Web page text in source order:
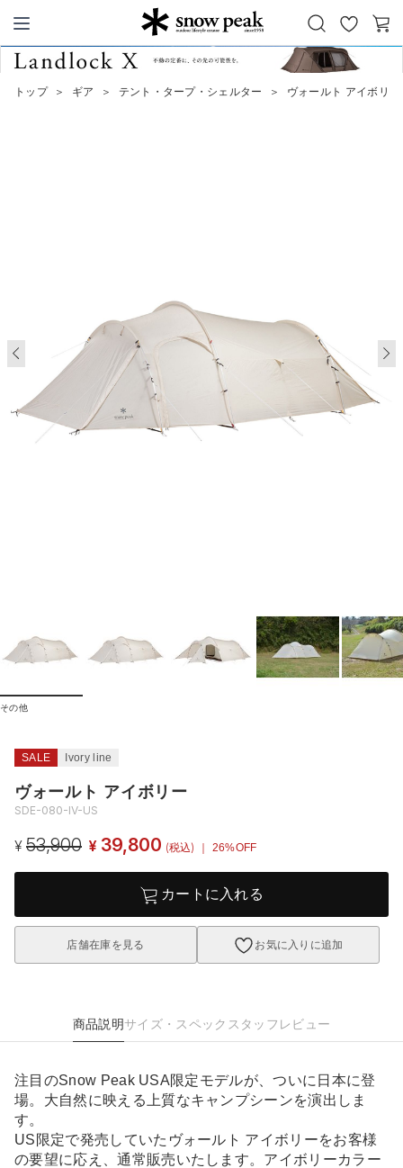
Snow Peak
お
気
カ
ト
トップ ＞ ギア ＞ テント・タープ・シェルター ＞ ヴォールト アイボリー
その他
SALE Ivory line
ヴォールト アイボリー
SDE-080-IV-US
¥ 53,900 ¥ 39,800 (税込) ｜ 26%OFF
カートに入れる
店舗在庫を見る お気に入りに追加
商品説明サイズ・スペック スタッフレビュー
注目のSnow Peak USA限定モデルが、ついに日本に登
場。大自然に映える上質なキャンプシーンを演出しま
す。
US限定で発売していたヴォールト アイボリーをお客様
の要望に応え、通常販売いたします。アイボリーカラー